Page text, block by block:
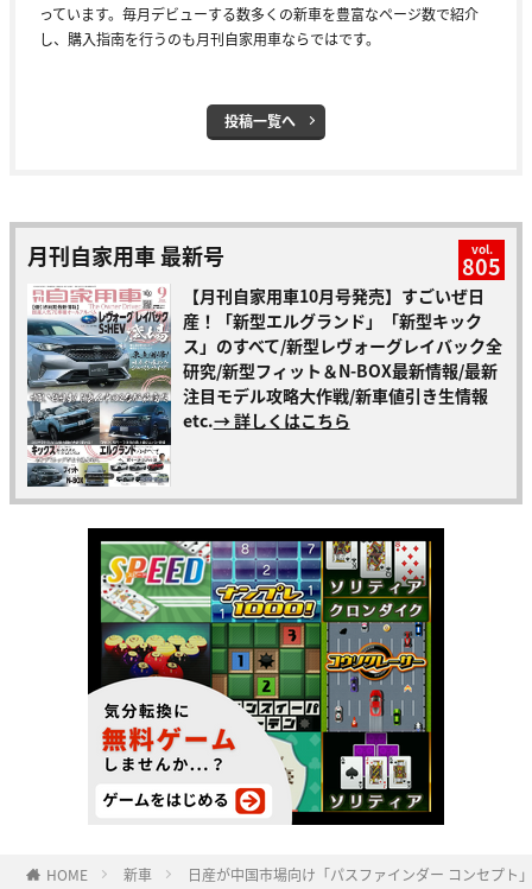
っています。毎月デビューする数多くの新車を豊富なページ数で紹介
し、購入指南を行うのも月刊自家用車ならではです。
投稿一覧へ
月刊自家用車 最新号 vol.
805
【月刊自家用車10月号発売】すごいぜ日
産！「新型エルグランド」「新型キック
ス」のすべて/新型レヴォーグレイバック全
研究/新型フィット＆N-BOX最新情報/最新
注目モデル攻略大作戦/新車値引き生情報
etc.→ 詳しくはこちら
HOME 新車 日産が中国市場向け「パスファインダー コンセプト